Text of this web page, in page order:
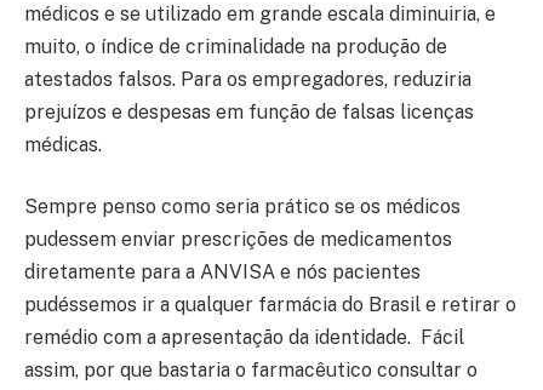
médicos e se utilizado em grande escala diminuiria, e
muito, o índice de criminalidade na produção de
atestados falsos. Para os empregadores, reduziria
prejuízos e despesas em função de falsas licenças
médicas.
Sempre penso como seria prático se os médicos
pudessem enviar prescrições de medicamentos
diretamente para a ANVISA e nós pacientes
pudéssemos ir a qualquer farmácia do Brasil e retirar o
remédio com a apresentação da identidade. Fácil
assim, por que bastaria o farmacêutico consultar o